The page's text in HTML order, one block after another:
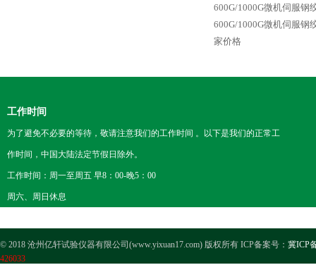
600G/1000G微机伺服钢
600G/1000G微机伺服钢
家价格
工作时间
为了避免不必要的等待，敬请注意我们的工作时间 。以下是我们的正常工
作时间，中国大陆法定节假日除外。
工作时间：周一至周五 早8：00-晚5：00
周六、周日休息
© 2018 沧州亿轩试验仪器有限公司(www.yixuan17.com) 版权所有 ICP备案号： 冀ICP
426033